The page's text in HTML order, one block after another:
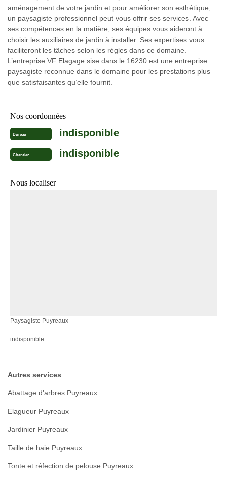
aménagement de votre jardin et pour améliorer son esthétique,
un paysagiste professionnel peut vous offrir ses services. Avec
ses compétences en la matière, ses équipes vous aideront à
choisir les auxiliaires de jardin à installer. Ses expertises vous
faciliteront les tâches selon les règles dans ce domaine.
L’entreprise VF Elagage sise dans le 16230 est une entreprise
paysagiste reconnue dans le domaine pour les prestations plus
que satisfaisantes qu’elle fournit.
Nos coordonnées
Bureau indisponible
Chantier indisponible
Nous localiser
Paysagiste Puyreaux
indisponible
Autres services
Abattage d'arbres Puyreaux
Elagueur Puyreaux
Jardinier Puyreaux
Taille de haie Puyreaux
Tonte et réfection de pelouse Puyreaux